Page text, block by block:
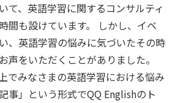
て、英語学習に関するコンサルティ
間も設けています。 しかし、イベ
、英語学習の悩みに気づいたその時
声をいただくことがありました。
でみなさまの英語学習における悩み
事」という形式でQQ Englishのト